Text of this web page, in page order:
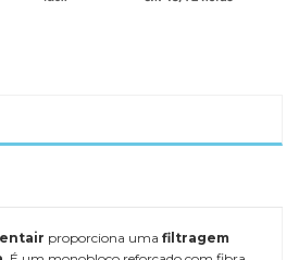
proporciona uma filtragem